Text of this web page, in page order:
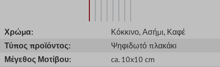
Χρώμα: Κόκκινο, Ασήμι, Καφέ
Τύπος προϊόντος:
Ψηφιδωτό πλακάκι
Μέγεθος Μοτίβου:
ca. 10x10 cm